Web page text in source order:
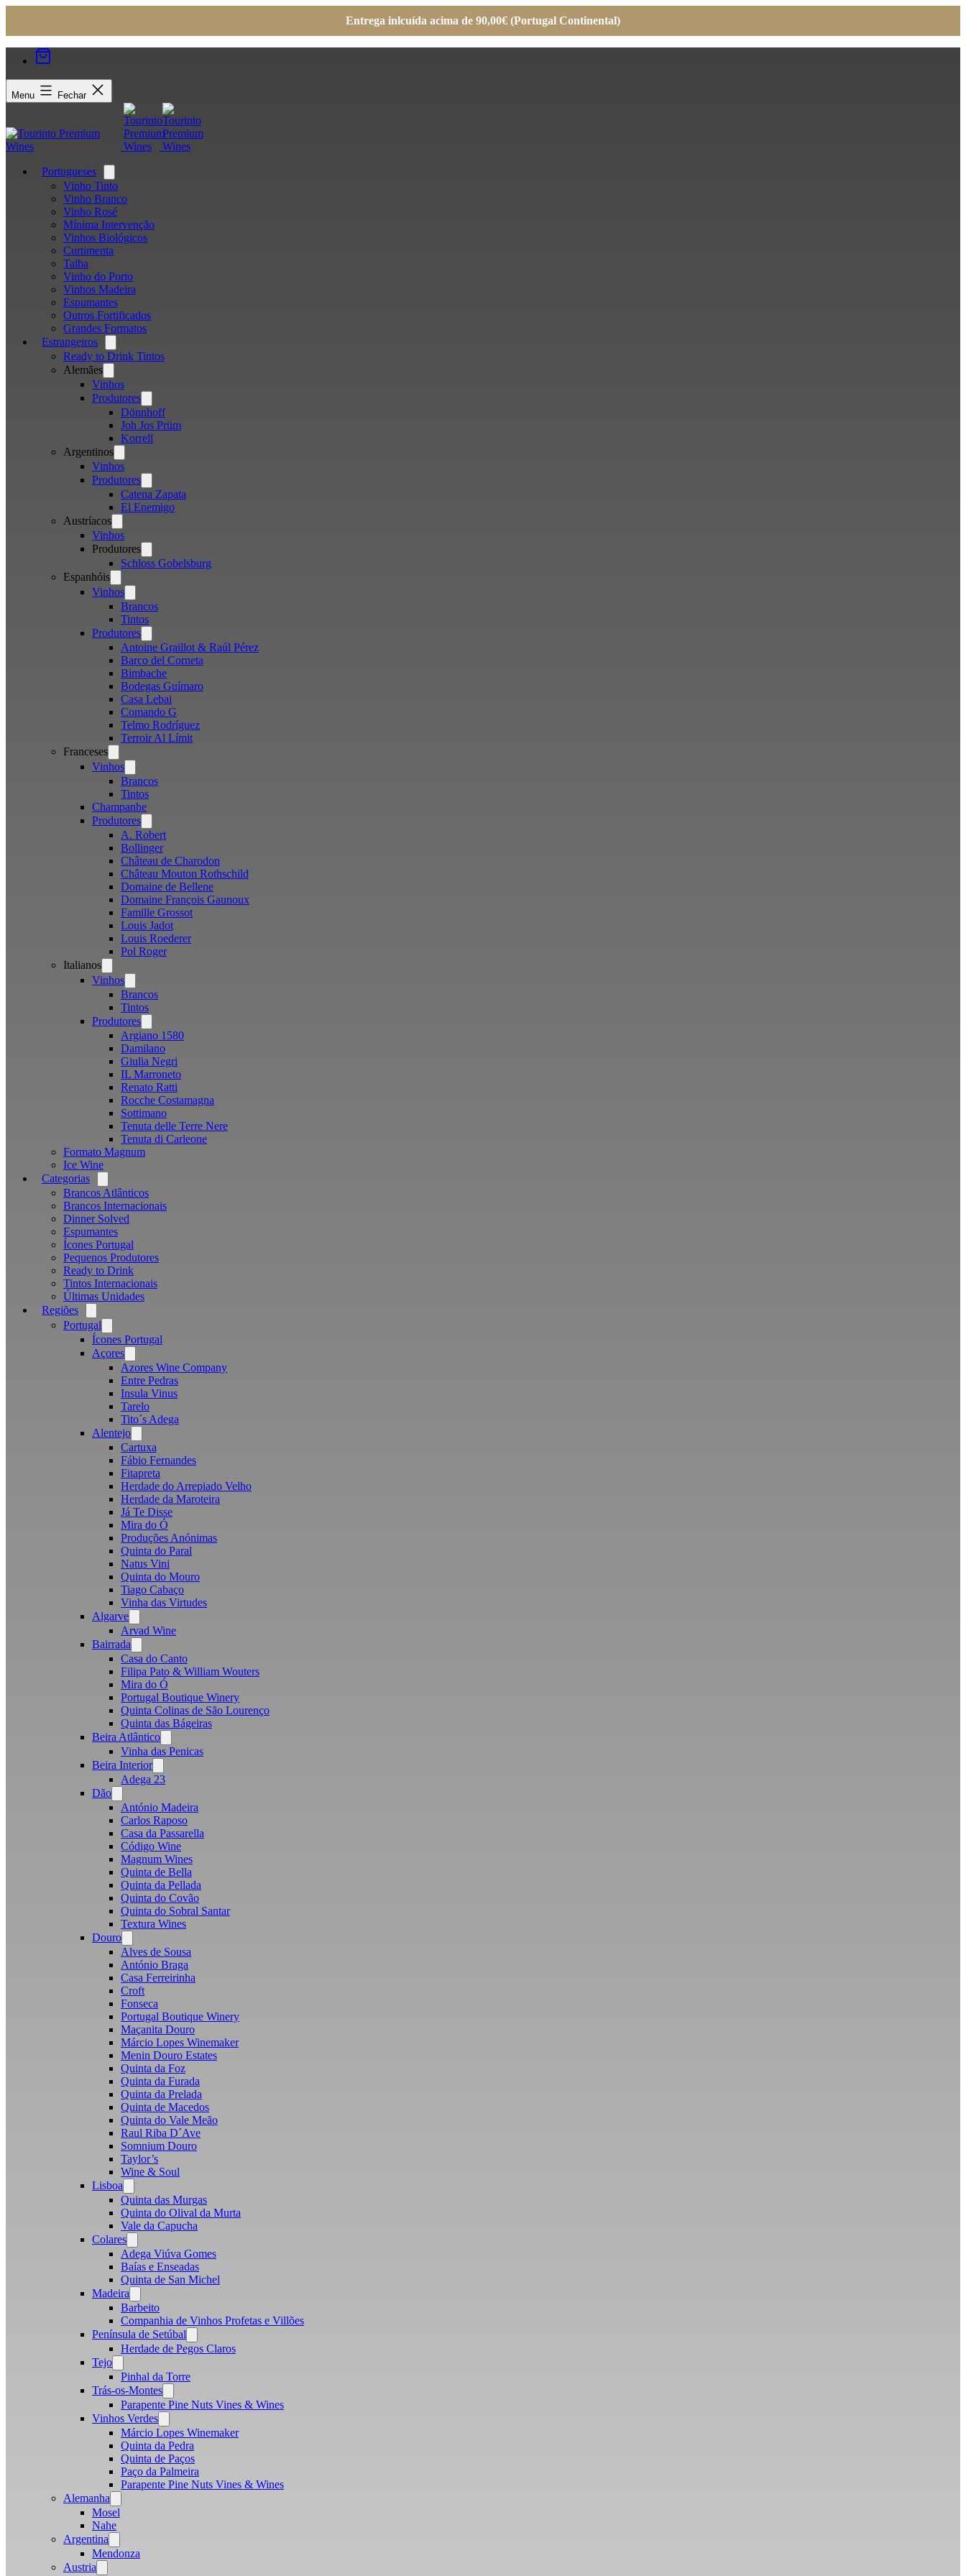
Entrega inlcuída acima de 90,00€ (Portugal Continental)
Menu Fechar
Portugueses
menu
Vinho Tinto
Vinho Branco
Vinho Rosé
Mínima Intervenção
Vinhos Biológicos
Curtimenta
Talha
Vinho do Porto
Vinhos Madeira
Espumantes
Outros Fortificados
Grandes Formatos
Estrangeiros
menu
Ready to Drink Tintos
Alemães
menu
Vinhos
Produtores
menu
Dönnhoff
Joh Jos Prüm
Korrell
Argentinos
menu
Vinhos
Produtores
menu
Catena Zapata
El Enemigo
Austríacos
menu
Vinhos
Produtores
menu
Schloss Gobelsburg
Espanhóis
menu
Vinhos
menu
Brancos
Tintos
Produtores
menu
Antoine Graillot & Raúl Pérez
Barco del Corneta
Bimbache
Bodegas Guímaro
Casa Lebai
Comando G
Telmo Rodríguez
Terroir Al Límit
Franceses
menu
Vinhos
menu
Brancos
Tintos
Champanhe
Produtores
menu
A. Robert
Bollinger
Château de Charodon
Château Mouton Rothschild
Domaine de Bellene
Domaine François Gaunoux
Famille Grossot
Louis Jadot
Louis Roederer
Pol Roger
Italianos
menu
Vinhos
menu
Brancos
Tintos
Produtores
menu
Argiano 1580
Damilano
Giulia Negri
IL Marroneto
Renato Ratti
Rocche Costamagna
Sottimano
Tenuta delle Terre Nere
Tenuta di Carleone
Formato Magnum
Ice Wine
Categorias
menu
Brancos Atlânticos
Brancos Internacionais
Dinner Solved
Espumantes
Ícones Portugal
Pequenos Produtores
Ready to Drink
Tintos Internacionais
Últimas Unidades
Regiões
menu
Portugal
menu
Ícones Portugal
Açores
menu
Azores Wine Company
Entre Pedras
Insula Vinus
Tarelo
Tito´s Adega
Alentejo
menu
Cartuxa
Fábio Fernandes
Fitapreta
Herdade do Arrepiado Velho
Herdade da Maroteira
Já Te Disse
Mira do Ó
Produções Anónimas
Quinta do Paral
Natus Vini
Quinta do Mouro
Tiago Cabaço
Vinha das Virtudes
Algarve
menu
Arvad Wine
Bairrada
menu
Casa do Canto
Filipa Pato & William Wouters
Mira do Ó
Portugal Boutique Winery
Quinta Colinas de São Lourenço
Quinta das Bágeiras
Beira Atlântico
menu
Vinha das Penicas
Beira Interior
menu
Adega 23
Dão
menu
António Madeira
Carlos Raposo
Casa da Passarella
Código Wine
Magnum Wines
Quinta de Bella
Quinta da Pellada
Quinta do Covão
Quinta do Sobral Santar
Textura Wines
Douro
menu
Alves de Sousa
António Braga
Casa Ferreirinha
Croft
Fonseca
Portugal Boutique Winery
Maçanita Douro
Márcio Lopes Winemaker
Menin Douro Estates
Quinta da Foz
Quinta da Furada
Quinta da Prelada
Quinta de Macedos
Quinta do Vale Meão
Raul Riba D´Ave
Somnium Douro
Taylor’s
Wine & Soul
Lisboa
menu
Quinta das Murgas
Quinta do Olival da Murta
Vale da Capucha
Colares
menu
Adega Viúva Gomes
Baías e Enseadas
Quinta de San Michel
Madeira
menu
Barbeito
Companhia de Vinhos Profetas e Villões
Península de Setúbal
menu
Herdade de Pegos Claros
Tejo
menu
Pinhal da Torre
Trás-os-Montes
menu
Parapente Pine Nuts Vines & Wines
Vinhos Verdes
menu
Márcio Lopes Winemaker
Quinta da Pedra
Quinta de Paços
Paço da Palmeira
Parapente Pine Nuts Vines & Wines
Alemanha
menu
Mosel
Nahe
Argentina
menu
Mendonza
Austria